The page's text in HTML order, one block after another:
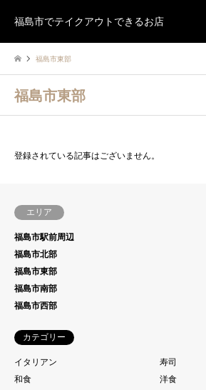
福島市でテイクアウトできるお店
福島市東部
福島市東部
登録されている記事はございません。
エリア
福島市駅前周辺
福島市北部
福島市東部
福島市南部
福島市西部
カテゴリー
イタリアン
寿司
和食
洋食